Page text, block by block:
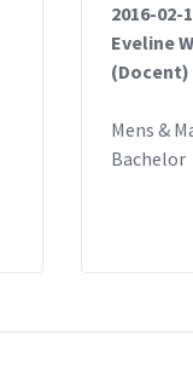
2016-02-
Eveline
(Docent)
Mens &
Bachelor